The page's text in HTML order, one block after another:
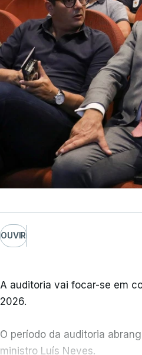
OUVIR
A auditoria vai focar-se em
2026.
O período da auditoria
ministro Luís Neves.